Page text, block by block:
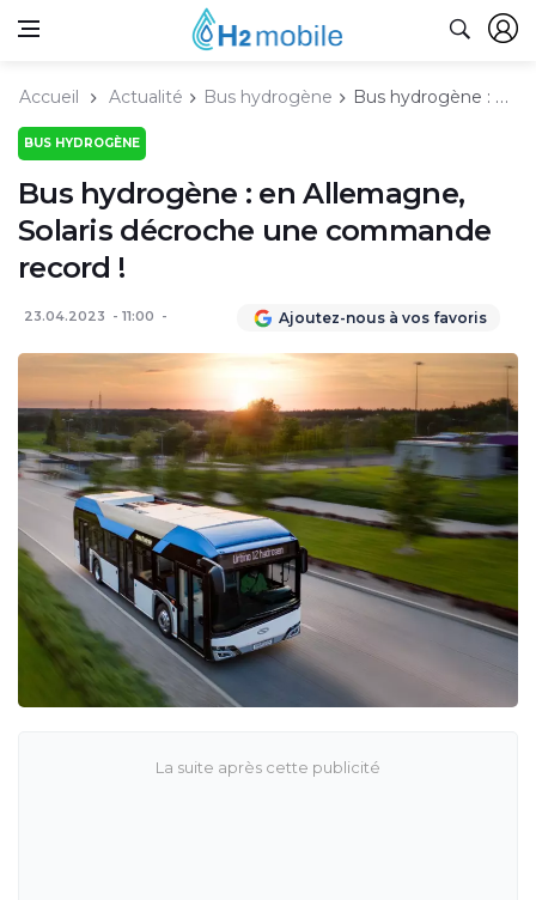
Accueil Actualité Bus hydrogène Bus hydrogène : en Allemagne, Solaris décroche une commande record !
BUS HYDROGÈNE
Bus hydrogène : en Allemagne,
Solaris décroche une commande
record !
23.04.2023 11:00 Ajoutez-nous à vos favoris